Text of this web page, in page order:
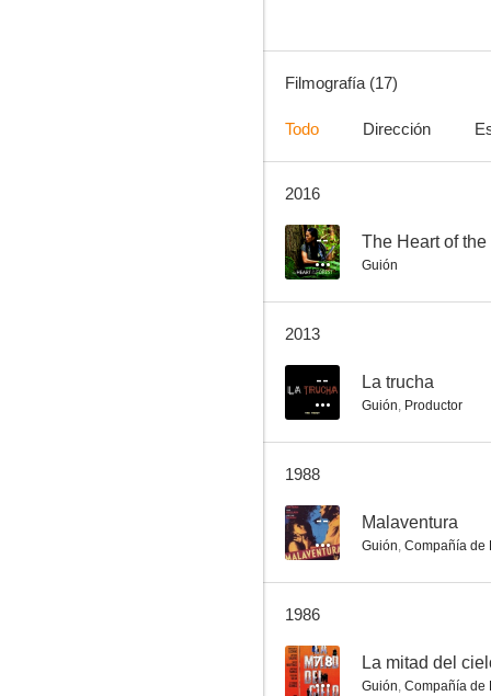
Hay que matar a B.
--
Filmografía (17)
Todo Dirección
2016
-- The Heart of the
Guión
2013
-- La trucha
Guión, Productor
1988
-- Malaventura
Guión, Compañía de
1986
7.8 La mitad del
Guión, Compañía de